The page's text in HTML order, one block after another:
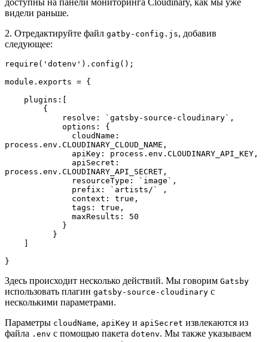
доступны на панели мониторинга Cloudinary, как мы уже
видели раньше.
2. Отредактируйте файл gatby-config.js, добавив
следующее:
require('dotenv').config();
module.exports = {
    plugins:[
        {
            resolve: `gatsby-source-cloudinary`,
            options: {
process.env.CLOUDINARY_CLOUD_NAME,
              apiKey: process.env.CLOUDINARY_API_KEY,
process.env.CLOUDINARY_API_SECRET,
              resourceType: `image`,
              prefix: `artists/` ,
              context: true,
              tags: true,
              maxResults: 50
            }
          }
}
Здесь происходит несколько действий. Мы говорим Gatsby
использовать плагин gatsby-source-cloudinary с
несколькими параметрами.
Параметры cloudName, apiKey и apiSecret извлекаются из
файла .env с помощью пакета dotenv. Мы также указываем